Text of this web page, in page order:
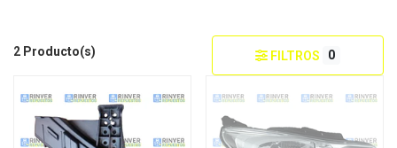
2 Producto(s) FILTROS 0